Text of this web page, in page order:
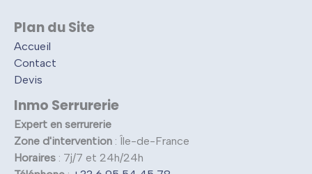
Plan du Site
Accueil
Contact
Devis
Inmo Serrurerie
Expert en serrurerie
Zone d'intervention : Île-de-France
Horaires : 7j/7 et 24h/24h